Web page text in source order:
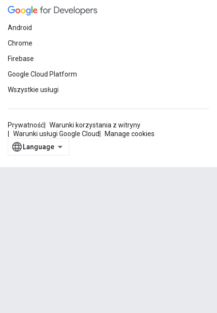
Android
Chrome
Firebase
Google Cloud Platform
Wszystkie usługi
Prywatność
Warunki korzystania z witryny
Warunki usługi Google Cloud
Manage cookies